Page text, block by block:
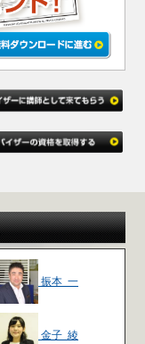
振本 一
金子 綾